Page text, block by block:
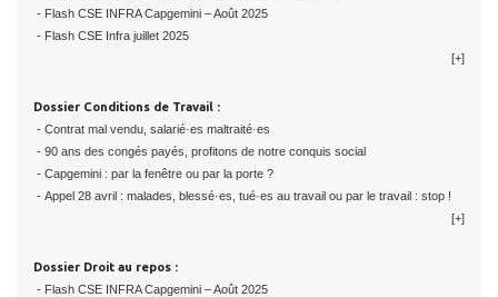
- Flash CSE INFRA Capgemini – Août 2025
- Flash CSE Infra juillet 2025
[+]
Dossier Conditions de Travail :
- Contrat mal vendu, salarié·es maltraité·es
- 90 ans des congés payés, profitons de notre conquis social
- Capgemini : par la fenêtre ou par la porte ?
- Appel 28 avril : malades, blessé·es, tué·es au travail ou par le travail : stop !
[+]
Dossier Droit au repos :
- Flash CSE INFRA Capgemini – Août 2025